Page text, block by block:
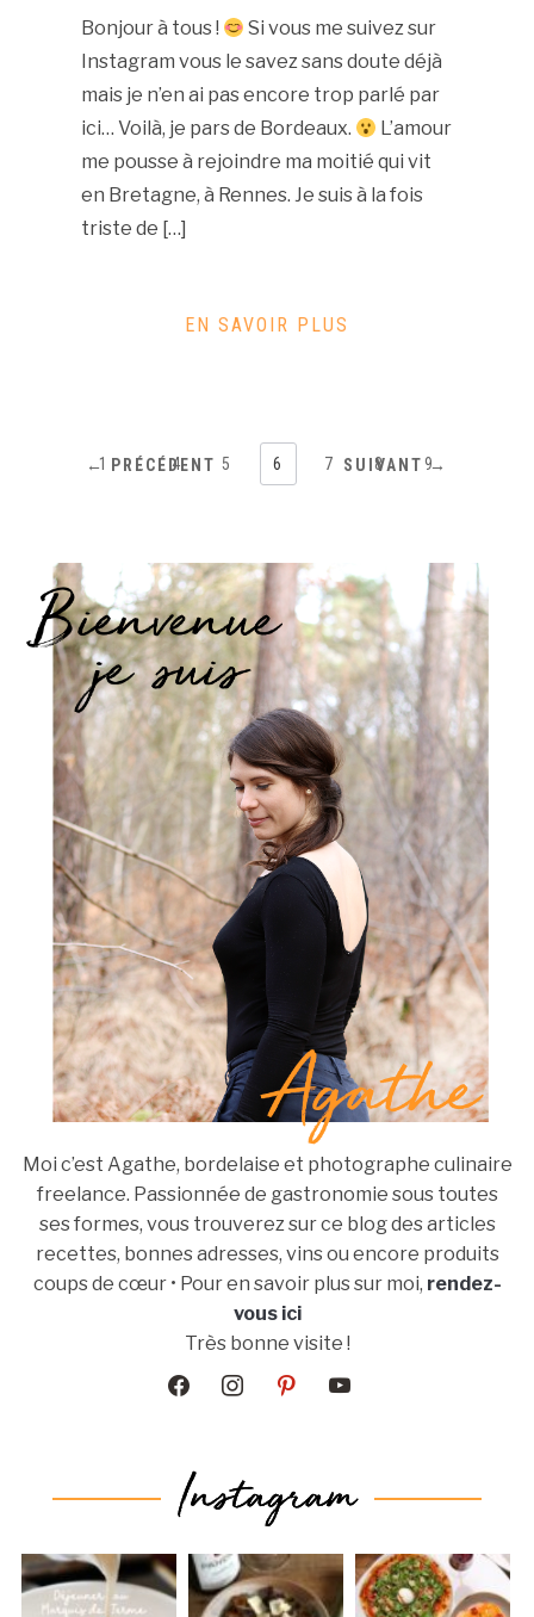
Bonjour à tous !
Si vous me suivez sur
Instagram vous le savez sans doute déjà
mais je n’en ai pas encore trop parlé par
ici… Voilà, je pars de Bordeaux.
L’amour
me pousse à rejoindre ma moitié qui vit
en Bretagne, à Rennes. Je suis à la fois
triste de […]
EN SAVOIR PLUS
← PRÉCÉDENT
1 … 4 5 6 7 8 9
SUIVANT →
Moi c’est Agathe, bordelaise et photographe culinaire
freelance. Passionnée de gastronomie sous toutes
ses formes, vous trouverez sur ce blog des articles
recettes, bonnes adresses, vins ou encore produits
coups de cœur • Pour en savoir plus sur moi, rendez-
vous ici
Très bonne visite !
facebookinstagrampinterestyoutube